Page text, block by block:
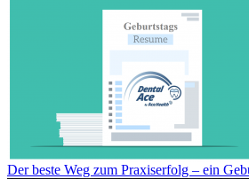
Der beste Weg zum Praxiserfolg – ein